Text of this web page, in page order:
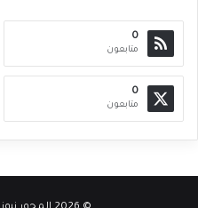
0
متابعون
0
متابعون